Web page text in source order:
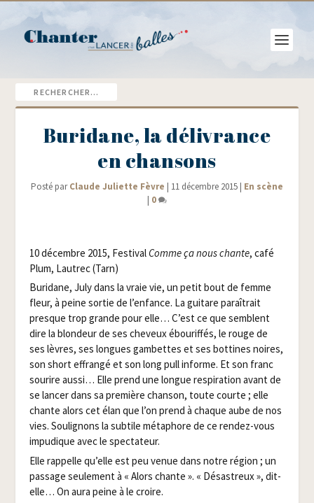
Buridane, la délivrance
en chansons
Posté parClaude Juliette Fèvre | 11 décembre 2015 | En scène
| 0
10 décembre 2015, Fes­ti­valComme ça nous chante, café
Plum, Lau­trec (Tarn)
Buri­dane, July dans la vraie vie, un petit bout de femme
fleur, à peine sor­tie de l’enfance. La gui­tare paraî­trait
presque trop grande pour elle… C’est ce que semblent
dire la blon­deur de ses che­veux ébou­rif­fés, le rouge de
ses lèvres, ses longues gam­bettes et ses bot­tines noires,
son short effran­gé et son long pull informe. Et son franc
sou­rire aus­si… Elle prend une longue res­pi­ra­tion avant de
se lan­cer dans sa pre­mière chan­son, toute courte ; elle
chante alors cet élan que l’on prend à chaque aube de nos
vies. Sou­li­gnons la sub­tile méta­phore de ce ren­dez-vous
impu­dique avec le spectateur.
Elle rap­pelle qu’elle est peu venue dans notre région ; un
pas­sage seule­ment à « Alors chante ». « Désas­treux », dit-
elle… On aura peine à le croire.